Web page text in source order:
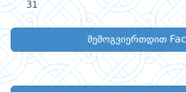
31
შემოგვიერთდით